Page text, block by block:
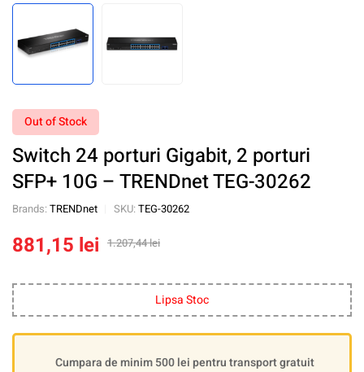
Out of Stock
Switch 24 porturi Gigabit, 2 porturi
SFP+ 10G – TRENDnet TEG-30262
Brands: TRENDnet SKU: TEG-30262
1.207,44lei
881,15 lei
Lipsa Stoc
Cumpara de minim 500 lei pentru transport gratuit